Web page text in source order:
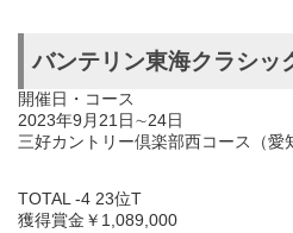
バンテリン東海クラシッ
開催日・コース
2023年9月21日∼24日
三好カントリー倶楽部西コース（愛
TOTAL -4 23位T
獲得賞金￥1,089,000